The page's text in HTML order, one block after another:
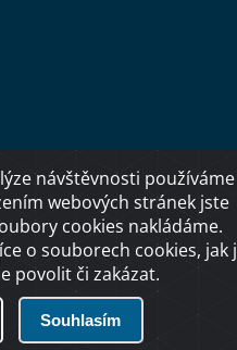
dopravy ČR
návštěvnosti používáme
webových stránek jste
cookies nakládáme.
o souborech cookies, jak
povolit či zakázat.
Souhlasím